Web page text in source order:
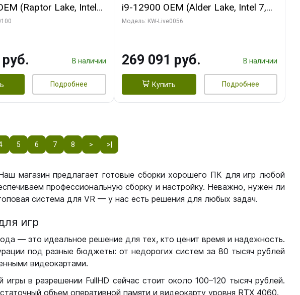
(Raptor Lake, Intel
16 ГБ ОЗУ (2
SSD)
В наличии
Подробнее
i9-12900 OEM (Alder Lake, Intel 7,
C16 8EC/8PC/T2/ 64 ГБ ОЗУ (2
ТБ SSD)
Модель: KW-Live0056
269 091 руб. В наличии
Купить Подробнее
5 6 7 8 > >|
магазин предлагает готовые сборки хорошего ПК для игр любой
профессиональную сборку и настройку. Неважно, нужен ли
система для VR — у нас есть решения для любых задач.
игр
— это идеальное решение для тех, кто ценит время и надежность.
под разные бюджеты: от недорогих систем за 80 тысяч рублей
видеокартами.
в разрешении FullHD сейчас стоит около 100–120 тысяч рублей.
объем оперативной памяти и видеокарту уровня RTX 4060.